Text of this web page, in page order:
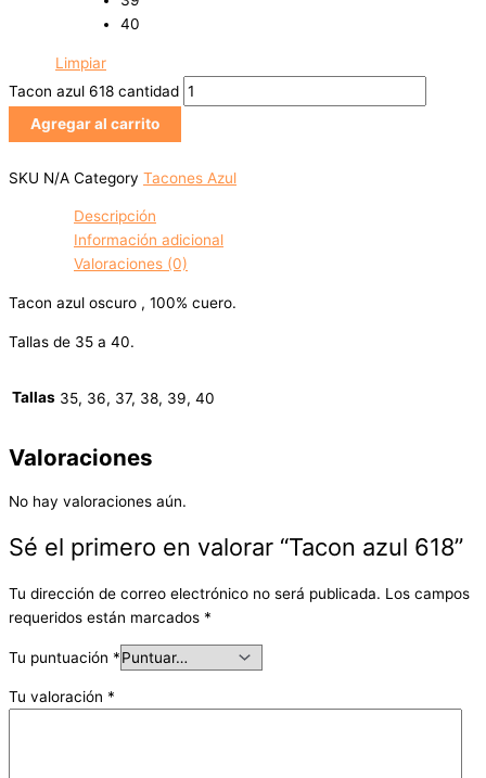
40
Limpiar
Tacon azul 618 cantidad
Agregar al carrito
SKU N/A Category Tacones Azul
Descripción
Información adicional
Valoraciones (0)
Tacon azul oscuro , 100% cuero.
Tallas de 35 a 40.
Tallas 35, 36, 37, 38, 39, 40
Valoraciones
No hay valoraciones aún.
Sé el primero en valorar “Tacon azul 618”
Tu dirección de correo electrónico no será publicada. Los campos
requeridos están marcados *
Tu puntuación *
Tu valoración *